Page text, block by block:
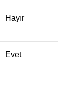
Hayır
Evet